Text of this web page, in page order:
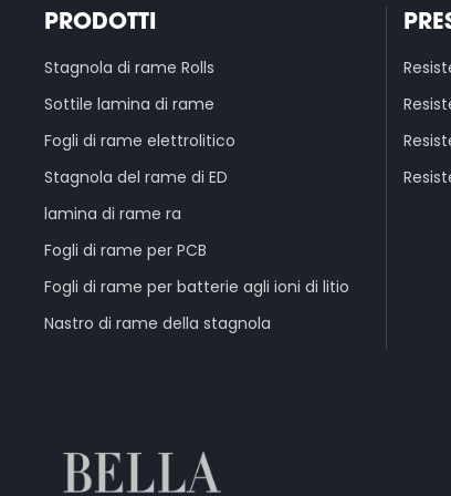
PRODOTTI
Stagnola di rame Rolls
Sottile lamina di rame
Fogli di rame elettrolitico
Stagnola del rame di ED
lamina di rame ra
Fogli di rame per PCB
Fogli di rame per batterie agli ioni di litio
Nastro di rame della stagnola